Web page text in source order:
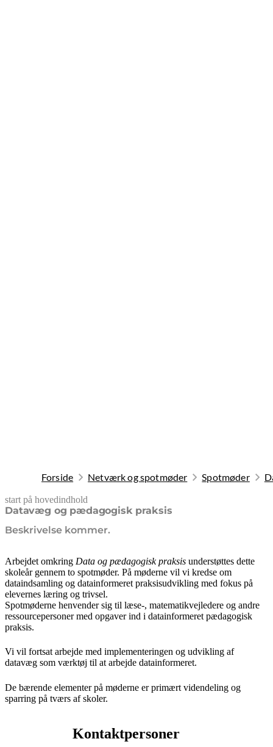
Forside Netværk og spotmøder Spotmøder
start på hovedindhold
Datavæg og pædagogisk praksis
Beskrivelse kommer.
senest opdateret 26. maj 2026
Arbejdet omkring Data og pædagogisk praksis understøttes dette
skoleår gennem to spotmøder. På møderne vil vi kredse om
dataindsamling og datainformeret praksisudvikling med fokus på
elevernes læring og trivsel.
Spotmøderne henvender sig til læse-, matematikvejledere og andre
ressourcepersoner med opgaver ind i datainformeret pædagogisk
praksis.
Vi vil fortsat arbejde med implementeringen og udvikling af
datavæg som værktøj til at arbejde datainformeret.
De bærende elementer på møderne er primært videndeling og
sparring på tværs af skoler.
Kontaktpersoner